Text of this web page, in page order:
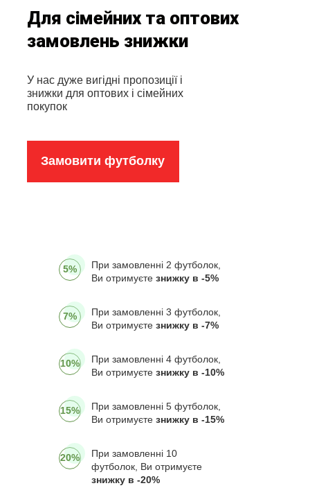
Для сімейних та оптових
замовлень знижки
У нас дуже вигідні пропозиції і
знижки для оптових і сімейних
покупок
Замовити футболку
5%
При замовленні 2 футболок,
Ви отримуєте знижку в -5%
7%
При замовленні 3 футболок,
Ви отримуєте знижку в -7%
10%
При замовленні 4 футболок,
Ви отримуєте знижку в -10%
15%
При замовленні 5 футболок,
Ви отримуєте знижку в -15%
20%
При замовленні 10
футболок, Ви отримуєте
знижку в -20%